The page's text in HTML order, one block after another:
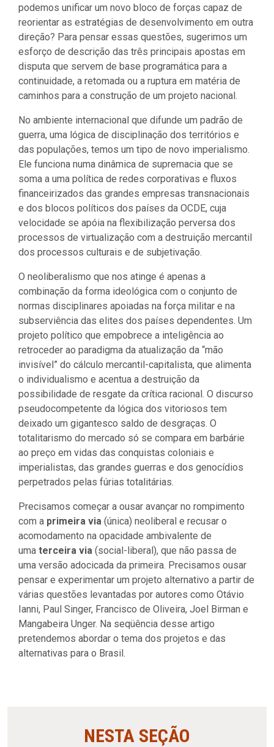
podemos unificar um novo bloco de forças capaz de
reorientar as estratégias de desenvolvimento em outra
direção? Para pensar essas questões, sugerimos um
esforço de descrição das três principais apostas em
disputa que servem de base programática para a
continuidade, a retomada ou a ruptura em matéria de
caminhos para a construção de um projeto nacional.
No ambiente internacional que difunde um padrão de
guerra, uma lógica de disciplinação dos territórios e
das populações, temos um tipo de novo imperialismo.
Ele funciona numa dinâmica de supremacia que se
soma a uma política de redes corporativas e fluxos
financeirizados das grandes empresas transnacionais
e dos blocos políticos dos países da OCDE, cuja
velocidade se apóia na flexibilização perversa dos
processos de virtualização com a destruição mercantil
dos processos culturais e de subjetivação.
O neoliberalismo que nos atinge é apenas a
combinação da forma ideológica com o conjunto de
normas disciplinares apoiadas na força militar e na
subserviência das elites dos países dependentes. Um
projeto político que empobrece a inteligência ao
retroceder ao paradigma da atualização da “mão
invisível” do cálculo mercantil-capitalista, que alimenta
o individualismo e acentua a destruição da
possibilidade de resgate da crítica racional. O discurso
pseudocompetente da lógica dos vitoriosos tem
deixado um gigantesco saldo de desgraças. O
totalitarismo do mercado só se compara em barbárie
ao preço em vidas das conquistas coloniais e
imperialistas, das grandes guerras e dos genocídios
perpetrados pelas fúrias totalitárias.
Precisamos começar a ousar avançar no rompimento
com a primeira via (única) neoliberal e recusar o
acomodamento na opacidade ambivalente de
uma terceira via (social-liberal), que não passa de
uma versão adocicada da primeira. Precisamos ousar
pensar e experimentar um projeto alternativo a partir de
várias questões levantadas por autores como Otávio
Ianni, Paul Singer, Francisco de Oliveira, Joel Birman e
Mangabeira Unger. Na seqüência desse artigo
pretendemos abordar o tema dos projetos e das
alternativas para o Brasil.
NESTA SEÇÃO